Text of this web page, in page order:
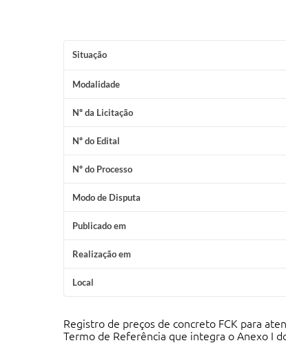
Situação
Modalidade
Nº da Licitação
Nº do Edital
Nº do Processo
Modo de Disputa
Publicado em
Realização em
Local
Registro de preços de concreto FCK para
Termo de Referência que integra o Anexo I